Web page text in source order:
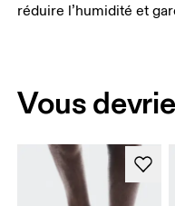
réduire l’humidité et
Vous